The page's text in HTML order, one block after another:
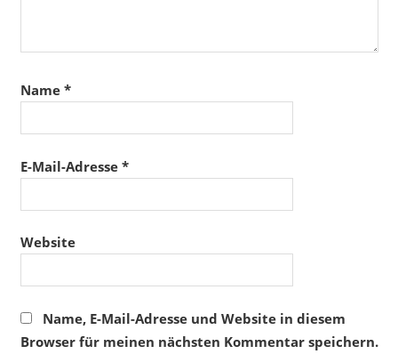
Name *
E-Mail-Adresse *
Website
Name, E-Mail-Adresse und Website in diesem
Browser für meinen nächsten Kommentar speichern.